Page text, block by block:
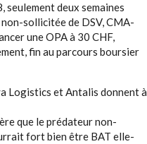
seulement deux semaines
sollicitée de DSV, CMA-
une OPA à 30 CHF,
fin au parcours boursier
Logistics et Antalis donnent à
que le prédateur non-
fort bien être BAT elle-